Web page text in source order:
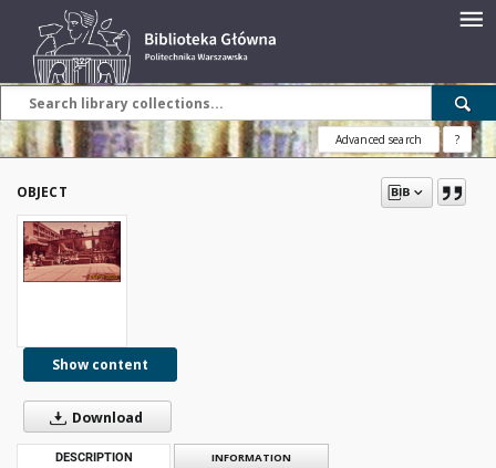
Advanced search ?
OBJECT
Show content
Download
DESCRIPTION INFORMATION